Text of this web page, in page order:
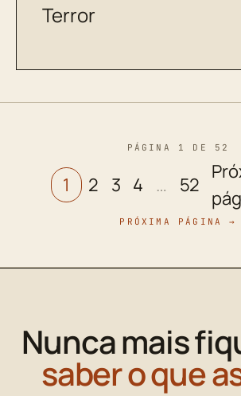
Terror
PÁGINA 1 DE 52
1 2 3 4 … 52
PRÓXIMA PÁGINA →
Nunca mais
saber o que